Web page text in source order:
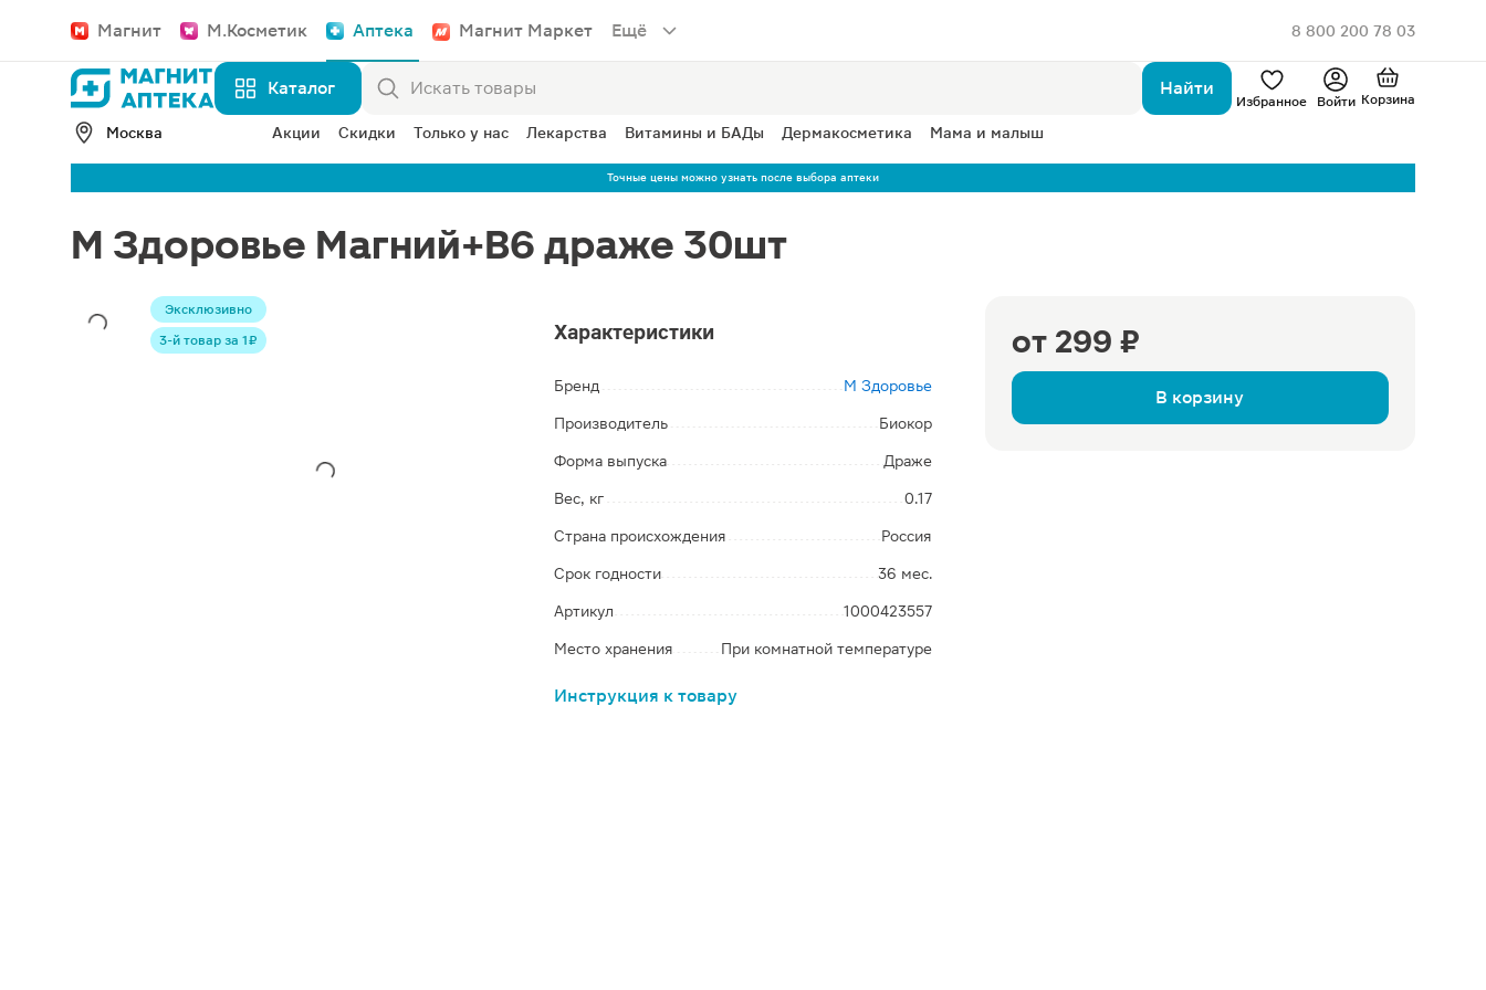
Магнит М.Косметик Аптека Магнит Маркет Ещё 8 800 200 78 03
Каталог Найти
Избранное Войти Корзина
Москва Акции Скидки Только у нас Лекарства Витамины и БАДы Дермакосметика Мама и малыш
Точные цены можно узнать после выбора аптеки
М Здоровье Магний+B6 драже 30шт
Эксклюзивно
3-й товар за 1 ₽
от 299 ₽
В корзину
Характеристики
Бренд М Здоровье
Производитель Биокор
Форма выпуска Драже
Вес, кг 0.17
Страна происхождения Россия
Срок годности 36 мес.
Артикул 1000423557
Место хранения При комнатной температуре
Инструкция к товару